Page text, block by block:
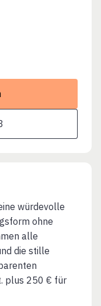
würdevolle
ohne
alle
die stille
plus 250 € für